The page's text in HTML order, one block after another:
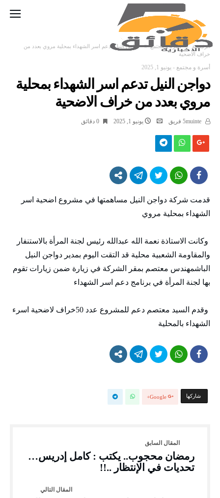
‫الرئيسية‬ أسرة و مجتمع
دواجن النيل تدعم اسر الشهداء بمحلية مروي بعدد من
خراف الاضحية
أسرة و مجتمع - يونيو 1, 2025
دواجن النيل تدعم اسر الشهداء بمحلية
مروي بعدد من خراف الاضحية
يونيو 1, 2025 0 ‫دقائق‬
قدمت شركة دواجن النيل مساهمتها في مشروع اضحية اسر
الشهداء بمحلية مروي
وكانت الاستاذة نعمة الله عبدالله رئيس لجنة المرأة بالاستنفار
والمقاومة الشعبية محلية قد التقت اليوم بمدير دواجن النيل
الباشمهندس معتصم بمقر الشركة في زيارة ضمن زيارات تقوم
بها لجنة المرأة في برنامج دعم اسر الشهداء
وقدم السيد معتصم دعم للمشروع عدد 50خراف لاضحية اسرء
الشهداء بالمحلية
‫‫ شاركها‬ Google+
رمضان محجوب.. يكتب : كامل إدريس…
تحديات في الإنتظار ..!!